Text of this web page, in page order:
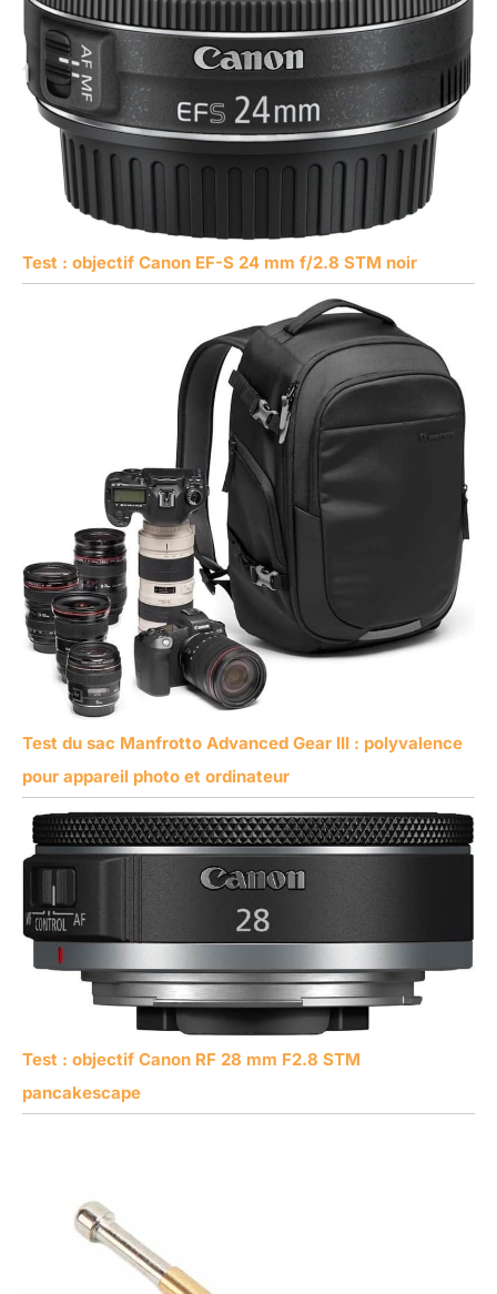
Test : objectif Canon EF-S 24 mm f/2.8 STM noir
Test du sac Manfrotto Advanced Gear III : polyvalence
pour appareil photo et ordinateur
Test : objectif Canon RF 28 mm F2.8 STM
pancakescape